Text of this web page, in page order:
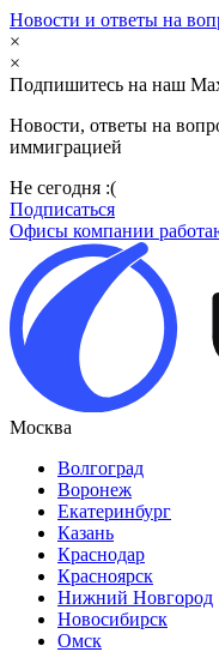
Новости и ответы на
×
×
Подпишитесь на наш
Новости, ответы на
иммиграцией
Не сегодня :(
Подписаться
Офисы компании
Москва
Волгоград
Воронеж
Екатеринбург
Казань
Краснодар
Красноярск
Нижний Новгород
Новосибирск
Омск